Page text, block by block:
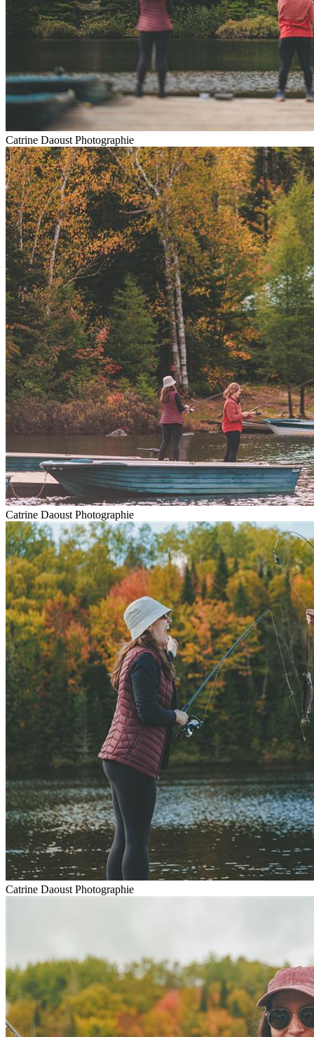
Catrine Daoust Photographie
Catrine Daoust Photographie
Catrine Daoust Photographie